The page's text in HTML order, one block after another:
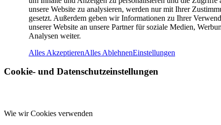
unsere Website zu analysieren, werden nur mit Ihrer
gesetzt. Außerdem geben wir Informationen zu Ihrer
unserer Website an unsere Partner für soziale Medien,
Analysen weiter.
Alles AkzeptierenAlles AblehnenEinstellungen
Cookie- und Datenschutzeinstellungen
Wie wir Cookies verwenden